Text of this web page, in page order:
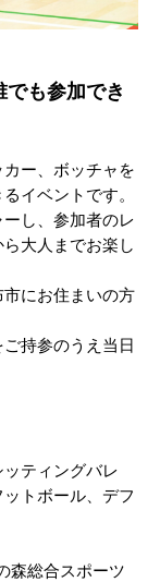
も参加でき
ー、ボッチャを
イベントです。
し、参加者のレ
大人までお楽し
にお住まいの方
持参のうえ当日
ティングバレ
トボール、デフ
森総合スポーツ